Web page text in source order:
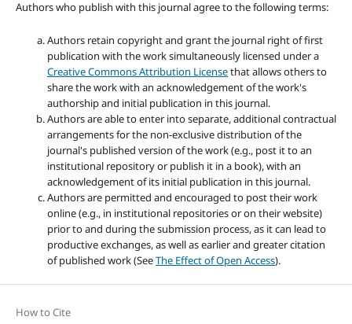
Authors who publish with this journal agree to the following terms:
Authors retain copyright and grant the journal right of first
publication with the work simultaneously licensed under a
Creative Commons Attribution Licensethat allows others to
share the work with an acknowledgement of the work's
authorship and initial publication in this journal.
Authors are able to enter into separate, additional contractual
arrangements for the non-exclusive distribution of the
journal's published version of the work (e.g., post it to an
institutional repository or publish it in a book), with an
acknowledgement of its initial publication in this journal.
Authors are permitted and encouraged to post their work
online (e.g., in institutional repositories or on their website)
prior to and during the submission process, as it can lead to
productive exchanges, as well as earlier and greater citation
of published work (SeeThe Effect of Open Access).
How to Cite